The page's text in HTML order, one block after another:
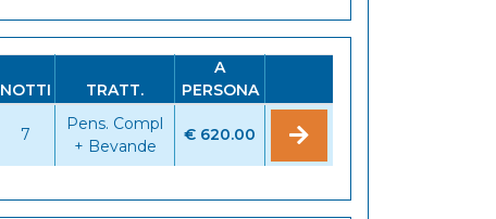
NOTTI TRATT.
A
PERSONA
7
Pens. Compl
+ Bevande
€ 620.00